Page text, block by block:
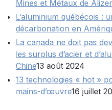
Mines et Métaux de
L’aluminium québécois :
décarbonation en
La canada ne doit pas
les surplus d’acier et
Chine13 août 2024
13 technologies « hot »
mains-d’œuvre16 juillet